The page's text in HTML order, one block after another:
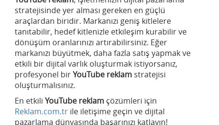
stratejisinde yer alması gereken en güçlü
araçlardan biridir. Markanızı geniş kitlelere
tanıtabilir, hedef kitlenizle etkileşim kurabilir ve
dönüşüm oranlarınızı artırabilirsiniz. Eğer
markanızı büyütmek, daha fazla satış yapmak ve
etkili bir dijital varlık oluşturmak istiyorsanız,
profesyonel birYouTube reklam stratejisi
oluşturmalısınız.
En etkili YouTube reklam çözümleri için
Reklam.com.tr ile iletişime geçin ve dijital
pazarlama dünyasında başarınızı katlayın!